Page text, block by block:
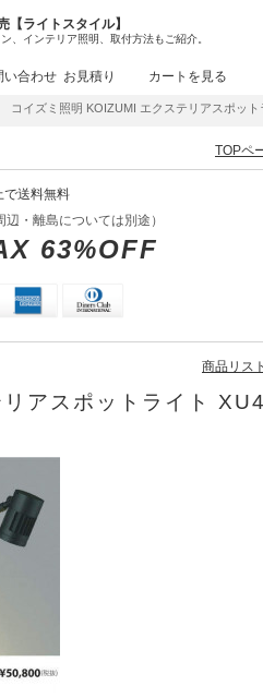
【ライトスタイル】
、インテリア照明、取付方法もご紹介。
い合わせ お見積り カートを見る
ズミ照明 KOIZUMI エクステリアスポットラ
TOPペ
で送料無料
・離島については別途）
63%OFF
商品リス
アスポットライト XU4